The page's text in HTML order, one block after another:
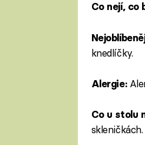
Co nejí, co
knedlíčky.
Alergie:
Co u stolu
skleničkách.